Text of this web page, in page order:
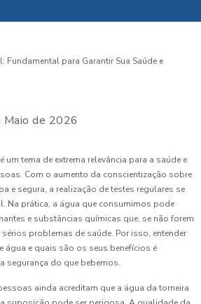
Maio de 2026
tema de extrema relevância para a saúde e
Com o aumento da conscientização sobre
e segura, a realização de testes regulares se
Na prática, a água que consumimos pode
e substâncias químicas que, se não forem
problemas de saúde. Por isso, entender
água e quais são os seus benefícios é
segurança do que bebemos.
ainda acreditam que a água da torneira